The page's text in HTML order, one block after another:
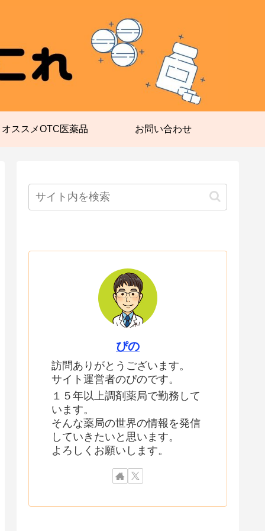
オススメOTC医薬品 お問い合わせ
ぴの
訪問ありがとうございます。
サイト運営者のぴのです。
１５年以上調剤薬局で勤務して
います。
そんな薬局の世界の情報を発信
していきたいと思います。
よろしくお願いします。